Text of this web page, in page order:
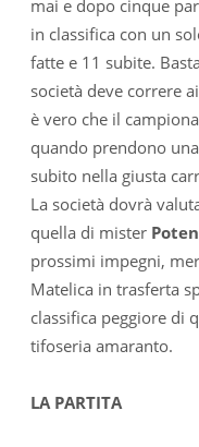
mai e dopo cinque
in classifica con un
fatte e 11 subite.
società deve correre
è vero che il
quando prendono
subito nella giusta
La società dovrà
quella di mister
prossimi impegni,
Matelica in trasferta
classifica peggiore di
tifoseria amaranto.
LA PARTITA